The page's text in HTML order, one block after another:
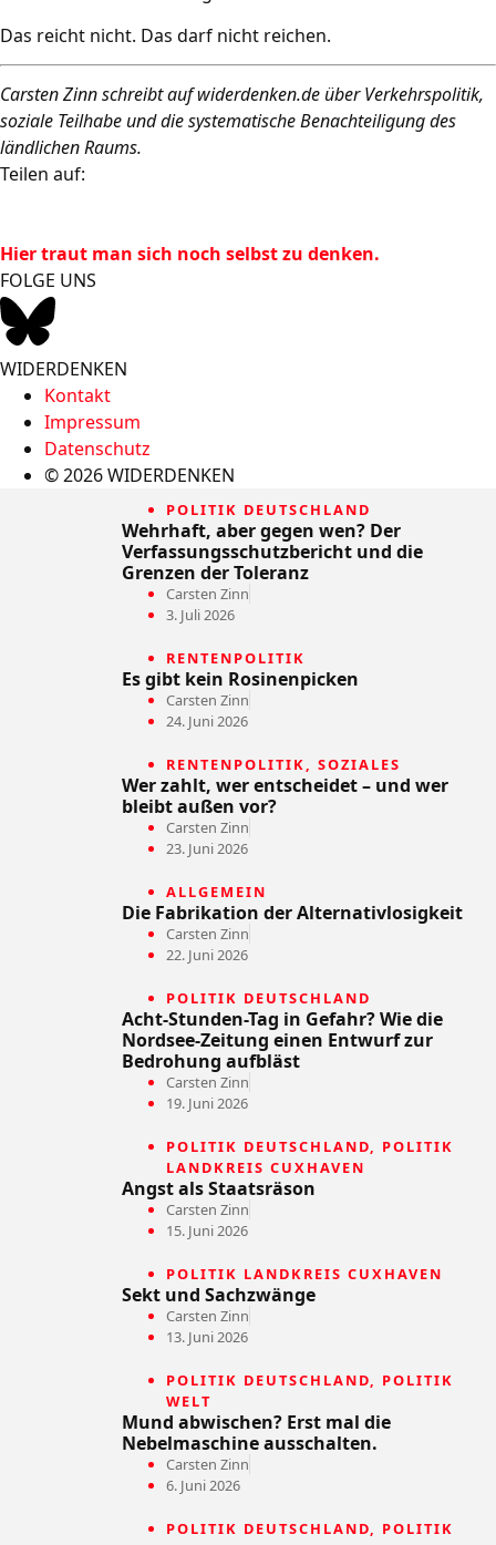
Das reicht nicht. Das darf nicht reichen.
Carsten Zinn schreibt auf widerdenken.de über Verkehrspolitik,
soziale Teilhabe und die systematische Benachteiligung des
ländlichen Raums.
Teilen auf:
Hier traut man sich noch selbst zu denken.
FOLGE UNS
WIDERDENKEN
Kontakt
Impressum
Datenschutz
© 2026 WIDERDENKEN
POLITIK DEUTSCHLAND
Wehrhaft, aber gegen wen? Der
Verfassungsschutzbericht und die
Grenzen der Toleranz
Carsten Zinn
3. Juli 2026
RENTENPOLITIK
Es gibt kein Rosinenpicken
Carsten Zinn
24. Juni 2026
RENTENPOLITIK, SOZIALES
Wer zahlt, wer entscheidet – und wer
bleibt außen vor?
Carsten Zinn
23. Juni 2026
ALLGEMEIN
Die Fabrikation der Alternativlosigkeit
Carsten Zinn
22. Juni 2026
POLITIK DEUTSCHLAND
Acht-Stunden-Tag in Gefahr? Wie die
Nordsee-Zeitung einen Entwurf zur
Bedrohung aufbläst
Carsten Zinn
19. Juni 2026
POLITIK DEUTSCHLAND, POLITIK
LANDKREIS CUXHAVEN
Angst als Staatsräson
Carsten Zinn
15. Juni 2026
POLITIK LANDKREIS CUXHAVEN
Sekt und Sachzwänge
Carsten Zinn
13. Juni 2026
POLITIK DEUTSCHLAND, POLITIK
WELT
Mund abwischen? Erst mal die
Nebelmaschine ausschalten.
Carsten Zinn
6. Juni 2026
POLITIK DEUTSCHLAND, POLITIK